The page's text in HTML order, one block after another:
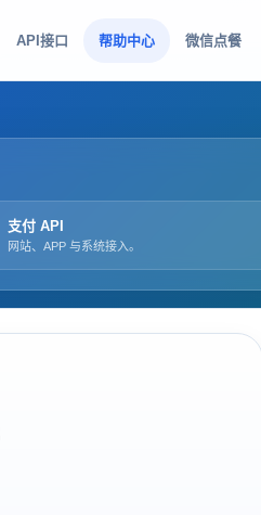
API接口 帮助中心 微信点餐
支付 API
网站、APP 与系统接入。